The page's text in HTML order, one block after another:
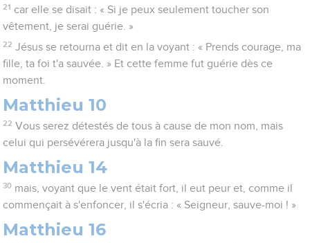
21 car elle se disait : « Si je peux seulement toucher son
vêtement, je serai guérie. »
22 Jésus se retourna et dit en la voyant : « Prends courage, ma
fille, ta foi t'a sauvée. » Et cette femme fut guérie dès ce
moment.
Matthieu 10
22 Vous serez détestés de tous à cause de mon nom, mais
celui qui persévérera jusqu'à la fin sera sauvé.
Matthieu 14
30 mais, voyant que le vent était fort, il eut peur et, comme il
commençait à s'enfoncer, il s'écria : « Seigneur, sauve-moi ! »
Matthieu 16